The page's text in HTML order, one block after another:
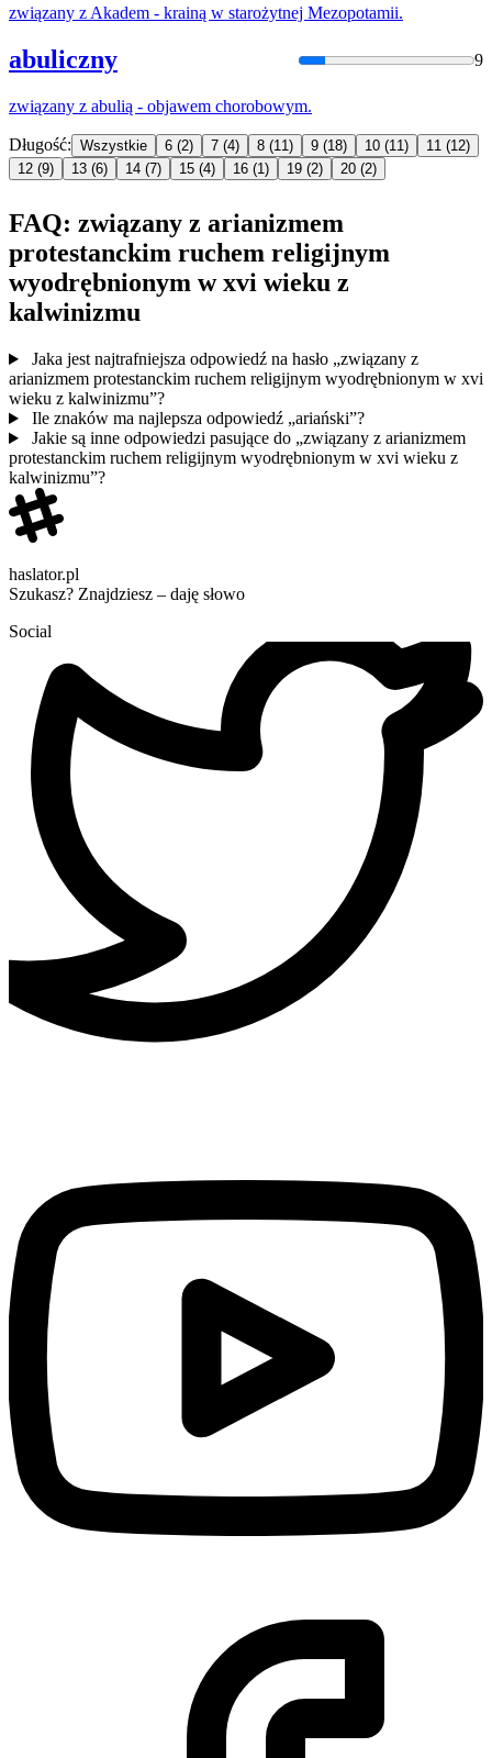
związany zAkadem - krainą w starożytnej Mezopotamii.
abuliczny 9
związany z abulią - objawem chorobowym.
Długość: Wszystkie 6 (2) 7 (4) 8 (11) 9 (18) 10 (11) 11 (12)
12 (9) 13 (6) 14 (7) 15 (4) 16 (1) 19 (2) 20 (2)
FAQ: związany z arianizmem
protestanckim ruchem religijnym
wyodrębnionym w xvi wieku z
kalwinizmu
Jaka jest najtrafniejsza odpowiedź na hasło „związany z
arianizmem protestanckim ruchem religijnym wyodrębnionym w xvi
wieku z kalwinizmu”?
Ile znaków ma najlepsza odpowiedź „ariański”?
Jakie są inne odpowiedzi pasujące do „związany z arianizmem
protestanckim ruchem religijnym wyodrębnionym w xvi wieku z
kalwinizmu”?
haslator.pl
Szukasz? Znajdziesz – daję słowo
Social